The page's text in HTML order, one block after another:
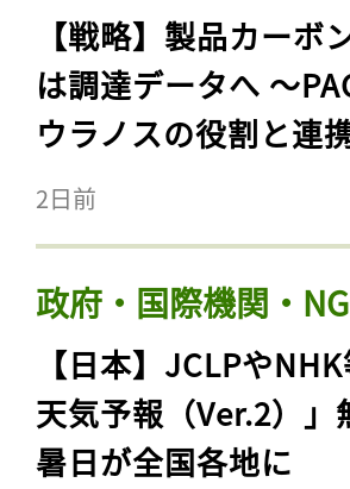
【戦略】製品カーボ
は調達データへ 〜
ウラノスの役割と連
2日前
政府・国際機関・
【日本】JCLPや
天気予報（Ver.2）
暑日が全国各地に